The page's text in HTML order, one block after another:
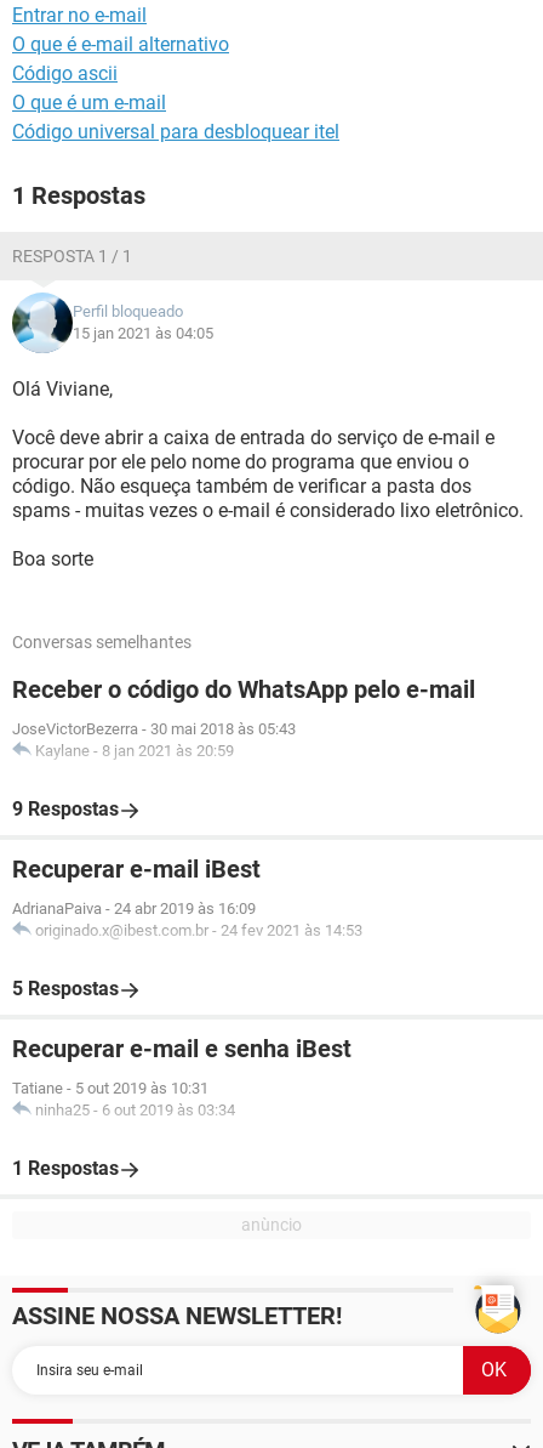
Entrar no e-mail
O que é e-mail alternativo
Código ascii
O que é um e-mail
Código universal para desbloquear itel
1 Respostas
RESPOSTA 1 / 1
Perfil bloqueado
15 jan 2021 às 04:05
Olá Viviane,
Você deve abrir a caixa de entrada do serviço de e-mail e
procurar por ele pelo nome do programa que enviou o
código. Não esqueça também de verificar a pasta dos
spams - muitas vezes o e-mail é considerado lixo eletrônico.
Boa sorte
Conversas semelhantes
Receber o código do WhatsApp pelo e-mail
JoseVictorBezerra - 30 mai 2018 às 05:43
Kaylane - 8 jan 2021 às 20:59
9 Respostas
Recuperar e-mail iBest
AdrianaPaiva - 24 abr 2019 às 16:09
originado.x@ibest.com.br - 24 fev 2021 às 14:53
5 Respostas
Recuperar e-mail e senha iBest
Tatiane - 5 out 2019 às 10:31
ninha25 - 6 out 2019 às 03:34
1 Respostas
ASSINE NOSSA NEWSLETTER!